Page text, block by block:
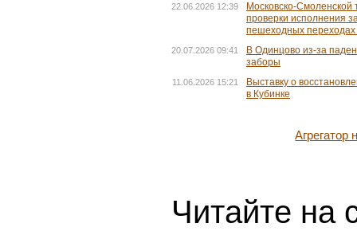
22.06.2026 12:39
Московско-Смоленской
проверки исполнения
пешеходных переходах
20.07.2026 09:41
В Одинцово из-за
заборы
11.06.2026 15:21
Выставку о
в Кубинке
Читайте на